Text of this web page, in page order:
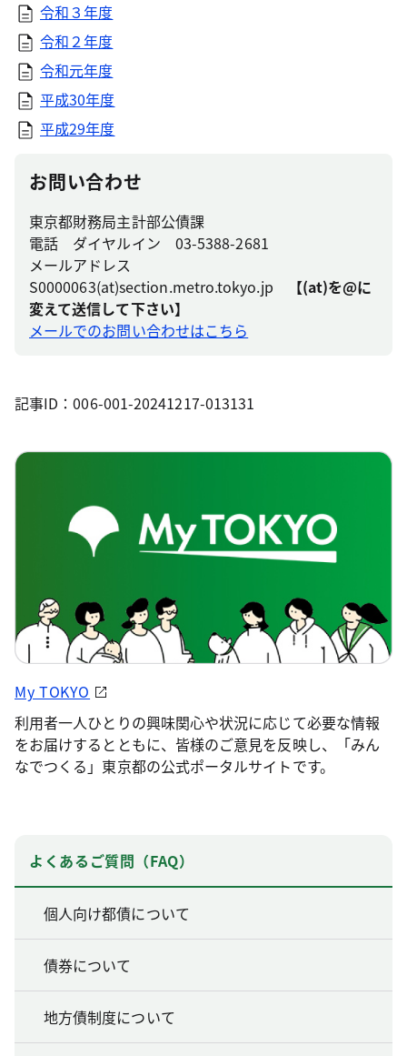
令和３年度
令和２年度
令和元年度
平成30年度
平成29年度
お問い合わせ
東京都財務局主計部公債課
電話 ダイヤルイン 03-5388-2681
メールアドレス
S0000063(at)section.metro.tokyo.jp
【(at)を@に
変えて送信して下さい】
メールでのお問い合わせはこちら
記事ID：006-001-20241217-013131
My TOKYO
利用者一人ひとりの興味関心や状況に応じて必要な情報
をお届けするとともに、皆様のご意見を反映し、「みん
なでつくる」東京都の公式ポータルサイトです。
よくあるご質問（FAQ）
個人向け都債について
債券について
地方債制度について